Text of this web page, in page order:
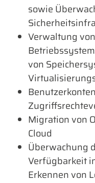
sowie
Verwaltung
von
Migration von
Cloud
Überwachung
Verfügbarkeit
Erkennen von